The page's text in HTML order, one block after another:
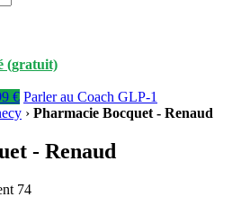
(gratuit)
€ Parler au Coach GLP-1
› Pharmacie Bocquet - Renaud
- Renaud
74